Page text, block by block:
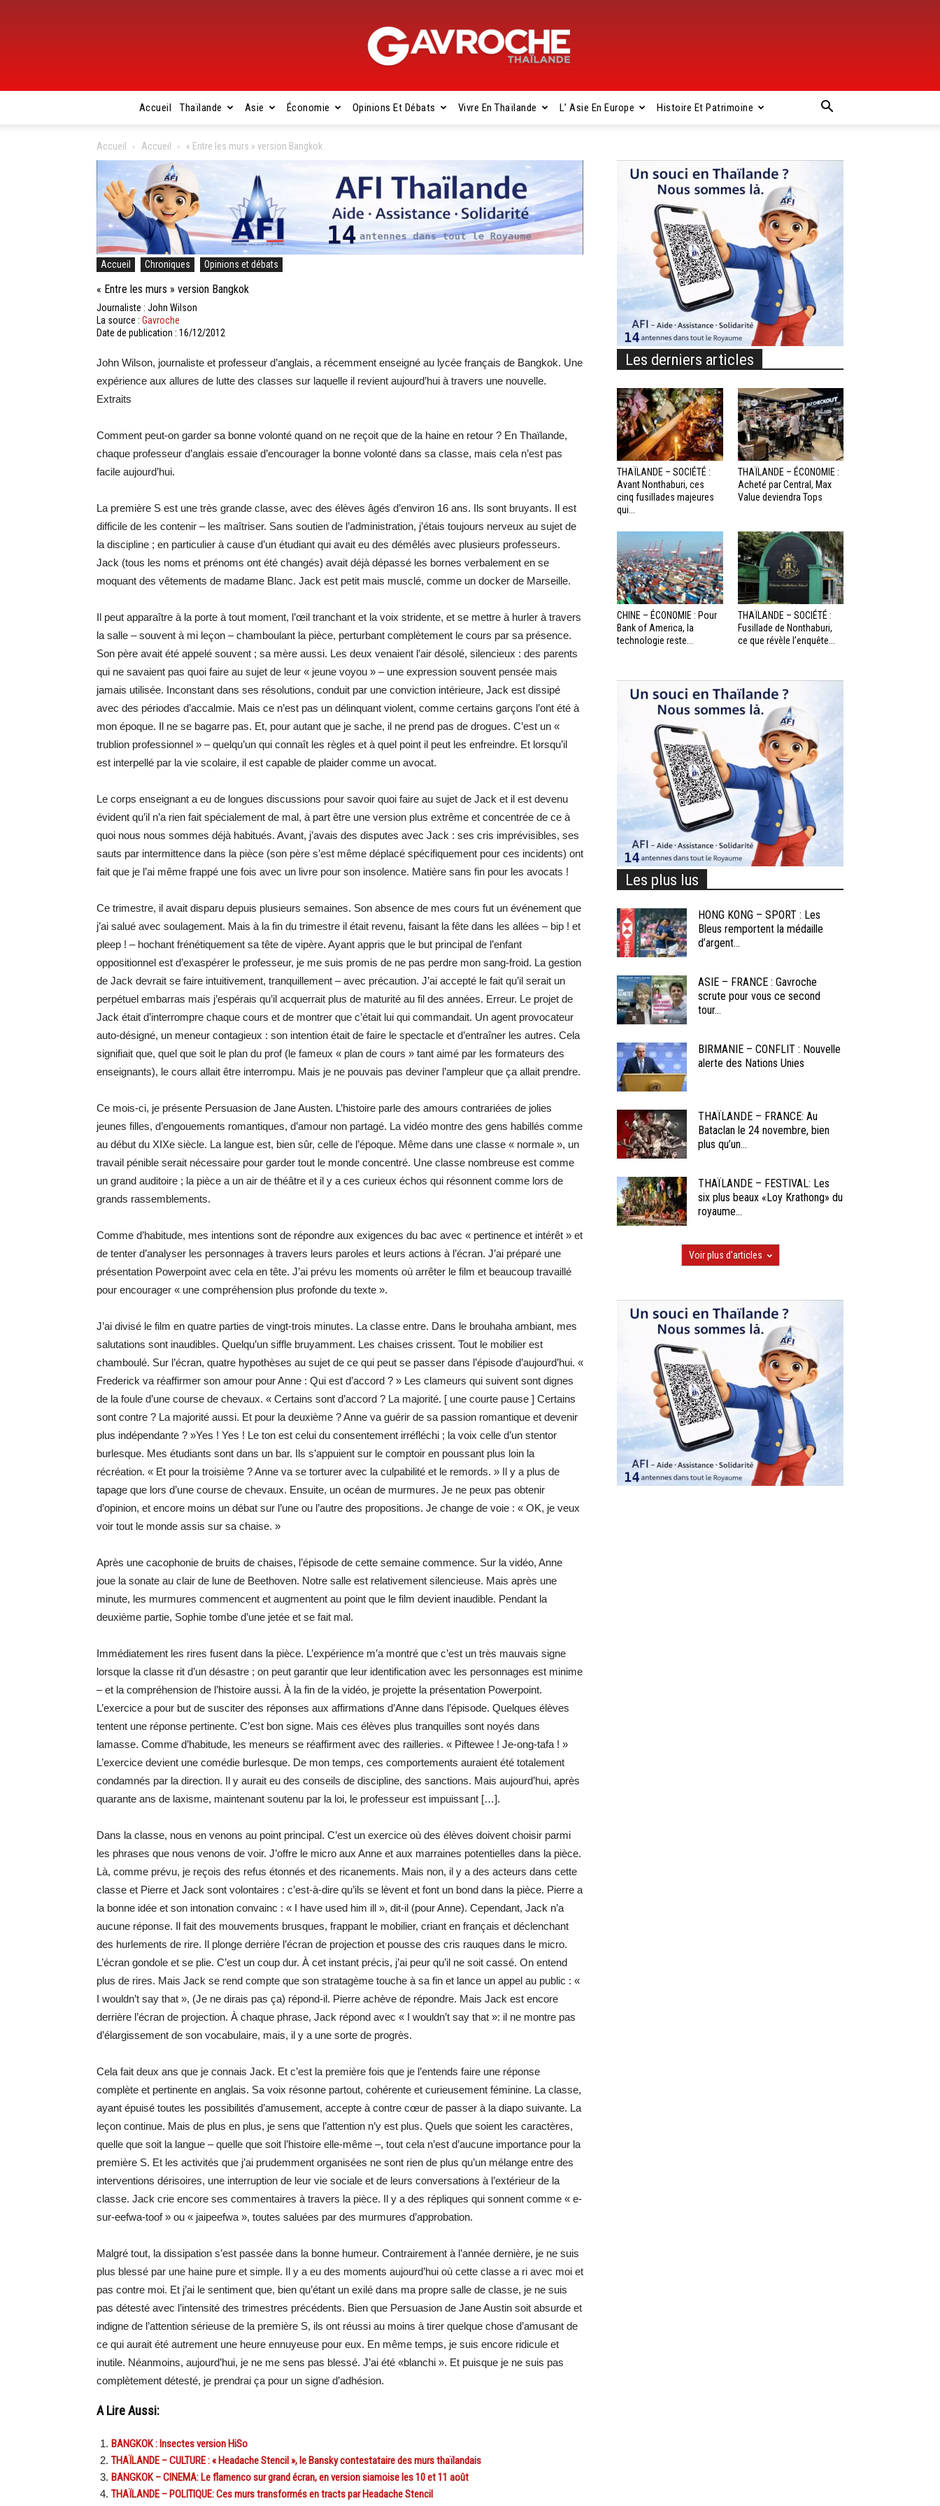
Gavroche
Thaïlande
Accueil Thaïlande Asie Économie Opinions Et Débats Vivre En Thaïlande L’ Asie En Europe Histoire Et Patrimoine
Accueil Accueil « Entre les murs » version Bangkok
Accueil Chroniques Opinions et débats
« Entre les murs » version Bangkok
Journaliste : John Wilson
La source : Gavroche
Date de publication : 16/12/2012
John Wilson, journaliste et professeur d’anglais, a récemment enseigné au lycée français de Bangkok. Une
expérience aux allures de lutte des classes sur laquelle il revient aujourd’hui à travers une nouvelle.
Extraits
Comment peut-on garder sa bonne volonté quand on ne reçoit que de la haine en retour ? En Thaïlande,
chaque professeur d’anglais essaie d’encourager la bonne volonté dans sa classe, mais cela n’est pas
facile aujourd’hui.
La première S est une très grande classe, avec des élèves âgés d’environ 16 ans. Ils sont bruyants. Il est
difficile de les contenir – les maîtriser. Sans soutien de l’administration, j’étais toujours nerveux au sujet de
la discipline ; en particulier à cause d’un étudiant qui avait eu des démêlés avec plusieurs professeurs.
Jack (tous les noms et prénoms ont été changés) avait déjà dépassé les bornes verbalement en se
moquant des vêtements de madame Blanc. Jack est petit mais musclé, comme un docker de Marseille.
Il peut apparaître à la porte à tout moment, l’œil tranchant et la voix stridente, et se mettre à hurler à travers
la salle – souvent à mi leçon – chamboulant la pièce, perturbant complètement le cours par sa présence.
Son père avait été appelé souvent ; sa mère aussi. Les deux venaient l’air désolé, silencieux : des parents
qui ne savaient pas quoi faire au sujet de leur « jeune voyou » – une expression souvent pensée mais
jamais utilisée. Inconstant dans ses résolutions, conduit par une conviction intérieure, Jack est dissipé
avec des périodes d’accalmie. Mais ce n’est pas un délinquant violent, comme certains garçons l’ont été à
mon époque. Il ne se bagarre pas. Et, pour autant que je sache, il ne prend pas de drogues. C’est un «
trublion professionnel » – quelqu’un qui connaît les règles et à quel point il peut les enfreindre. Et lorsqu’il
est interpellé par la vie scolaire, il est capable de plaider comme un avocat.
Le corps enseignant a eu de longues discussions pour savoir quoi faire au sujet de Jack et il est devenu
évident qu’il n’a rien fait spécialement de mal, à part être une version plus extrême et concentrée de ce à
quoi nous nous sommes déjà habitués. Avant, j’avais des disputes avec Jack : ses cris imprévisibles, ses
sauts par intermittence dans la pièce (son père s’est même déplacé spécifiquement pour ces incidents) ont
fait que je l’ai même frappé une fois avec un livre pour son insolence. Matière sans fin pour les avocats !
Ce trimestre, il avait disparu depuis plusieurs semaines. Son absence de mes cours fut un événement que
j’ai salué avec soulagement. Mais à la fin du trimestre il était revenu, faisant la fête dans les allées – bip ! et
pleep ! – hochant frénétiquement sa tête de vipère. Ayant appris que le but principal de l’enfant
oppositionnel est d’exaspérer le professeur, je me suis promis de ne pas perdre mon sang-froid. La gestion
de Jack devrait se faire intuitivement, tranquillement – avec précaution. J’ai accepté le fait qu’il serait un
perpétuel embarras mais j’espérais qu’il acquerrait plus de maturité au fil des années. Erreur. Le projet de
Jack était d’interrompre chaque cours et de montrer que c’était lui qui commandait. Un agent provocateur
auto-désigné, un meneur contagieux : son intention était de faire le spectacle et d’entraîner les autres. Cela
signifiait que, quel que soit le plan du prof (le fameux « plan de cours » tant aimé par les formateurs des
enseignants), le cours allait être interrompu. Mais je ne pouvais pas deviner l’ampleur que ça allait prendre.
Ce mois-ci, je présente Persuasion de Jane Austen. L’histoire parle des amours contrariées de jolies
jeunes filles, d’engouements romantiques, d’amour non partagé. La vidéo montre des gens habillés comme
au début du XIXe siècle. La langue est, bien sûr, celle de l’époque. Même dans une classe « normale », un
travail pénible serait nécessaire pour garder tout le monde concentré. Une classe nombreuse est comme
un grand auditoire ; la pièce a un air de théâtre et il y a ces curieux échos qui résonnent comme lors de
grands rassemblements.
Comme d’habitude, mes intentions sont de répondre aux exigences du bac avec « pertinence et intérêt » et
de tenter d’analyser les personnages à travers leurs paroles et leurs actions à l’écran. J’ai préparé une
présentation Powerpoint avec cela en tête. J’ai prévu les moments où arrêter le film et beaucoup travaillé
pour encourager « une compréhension plus profonde du texte ».
J’ai divisé le film en quatre parties de vingt-trois minutes. La classe entre. Dans le brouhaha ambiant, mes
salutations sont inaudibles. Quelqu’un siffle bruyamment. Les chaises crissent. Tout le mobilier est
chamboulé. Sur l’écran, quatre hypothèses au sujet de ce qui peut se passer dans l’épisode d’aujourd’hui. «
Frederick va réaffirmer son amour pour Anne : Qui est d’accord ? » Les clameurs qui suivent sont dignes
de la foule d’une course de chevaux. « Certains sont d’accord ? La majorité. [ une courte pause ] Certains
sont contre ? La majorité aussi. Et pour la deuxième ? Anne va guérir de sa passion romantique et devenir
plus indépendante ? »Yes ! Yes ! Le ton est celui du consentement irréfléchi ; la voix celle d’un stentor
burlesque. Mes étudiants sont dans un bar. Ils s’appuient sur le comptoir en poussant plus loin la
récréation. « Et pour la troisième ? Anne va se torturer avec la culpabilité et le remords. » Il y a plus de
tapage que lors d’une course de chevaux. Ensuite, un océan de murmures. Je ne peux pas obtenir
d’opinion, et encore moins un débat sur l’une ou l’autre des propositions. Je change de voie : « OK, je veux
voir tout le monde assis sur sa chaise. »
Après une cacophonie de bruits de chaises, l’épisode de cette semaine commence. Sur la vidéo, Anne
joue la sonate au clair de lune de Beethoven. Notre salle est relativement silencieuse. Mais après une
minute, les murmures commencent et augmentent au point que le film devient inaudible. Pendant la
deuxième partie, Sophie tombe d’une jetée et se fait mal.
Immédiatement les rires fusent dans la pièce. L’expérience m’a montré que c’est un très mauvais signe
lorsque la classe rit d’un désastre ; on peut garantir que leur identification avec les personnages est minime
– et la compréhension de l’histoire aussi. À la fin de la vidéo, je projette la présentation Powerpoint.
L’exercice a pour but de susciter des réponses aux affirmations d’Anne dans l’épisode. Quelques élèves
tentent une réponse pertinente. C’est bon signe. Mais ces élèves plus tranquilles sont noyés dans
lamasse. Comme d’habitude, les meneurs se réaffirment avec des railleries. « Piftewee ! Je-ong-tafa ! »
L’exercice devient une comédie burlesque. De mon temps, ces comportements auraient été totalement
condamnés par la direction. Il y aurait eu des conseils de discipline, des sanctions. Mais aujourd’hui, après
quarante ans de laxisme, maintenant soutenu par la loi, le professeur est impuissant […].
Dans la classe, nous en venons au point principal. C’est un exercice où des élèves doivent choisir parmi
les phrases que nous venons de voir. J’offre le micro aux Anne et aux marraines potentielles dans la pièce.
Là, comme prévu, je reçois des refus étonnés et des ricanements. Mais non, il y a des acteurs dans cette
classe et Pierre et Jack sont volontaires : c’est-à-dire qu’ils se lèvent et font un bond dans la pièce. Pierre a
la bonne idée et son intonation convainc : « I have used him ill », dit-il (pour Anne). Cependant, Jack n’a
aucune réponse. Il fait des mouvements brusques, frappant le mobilier, criant en français et déclenchant
des hurlements de rire. Il plonge derrière l’écran de projection et pousse des cris rauques dans le micro.
L’écran gondole et se plie. C’est un coup dur. À cet instant précis, j’ai peur qu’il ne soit cassé. On entend
plus de rires. Mais Jack se rend compte que son stratagème touche à sa fin et lance un appel au public : «
I wouldn’t say that », (Je ne dirais pas ça) répond-il. Pierre achève de répondre. Mais Jack est encore
derrière l’écran de projection. À chaque phrase, Jack répond avec « I wouldn’t say that »: il ne montre pas
d’élargissement de son vocabulaire, mais, il y a une sorte de progrès.
Cela fait deux ans que je connais Jack. Et c’est la première fois que je l’entends faire une réponse
complète et pertinente en anglais. Sa voix résonne partout, cohérente et curieusement féminine. La classe,
ayant épuisé toutes les possibilités d’amusement, accepte à contre cœur de passer à la diapo suivante. La
leçon continue. Mais de plus en plus, je sens que l’attention n’y est plus. Quels que soient les caractères,
quelle que soit la langue – quelle que soit l’histoire elle-même –, tout cela n’est d’aucune importance pour la
première S. Et les activités que j’ai prudemment organisées ne sont rien de plus qu’un mélange entre des
interventions dérisoires, une interruption de leur vie sociale et de leurs conversations à l’extérieur de la
classe. Jack crie encore ses commentaires à travers la pièce. Il y a des répliques qui sonnent comme « e-
sur-eefwa-toof » ou « jaipeefwa », toutes saluées par des murmures d’approbation.
Malgré tout, la dissipation s’est passée dans la bonne humeur. Contrairement à l’année dernière, je ne suis
plus blessé par une haine pure et simple. Il y a eu des moments aujourd’hui où cette classe a ri avec moi et
pas contre moi. Et j’ai le sentiment que, bien qu’étant un exilé dans ma propre salle de classe, je ne suis
pas détesté avec l’intensité des trimestres précédents. Bien que Persuasion de Jane Austin soit absurde et
indigne de l’attention sérieuse de la première S, ils ont réussi au moins à tirer quelque chose d’amusant de
ce qui aurait été autrement une heure ennuyeuse pour eux. En même temps, je suis encore ridicule et
inutile. Néanmoins, aujourd’hui, je ne me sens pas blessé. J’ai été «blanchi ». Et puisque je ne suis pas
complètement détesté, je prendrai ça pour un signe d’adhésion.
A Lire Aussi:
BANGKOK : Insectes version HiSo
THAÏLANDE – CULTURE : « Headache Stencil », le Bansky contestataire des murs thaïlandais
BANGKOK – CINEMA: Le flamenco sur grand écran, en version siamoise les 10 et 11 août
THAÏLANDE – POLITIQUE: Ces murs transformés en tracts par Headache Stencil
Les derniers articles
THAÏLANDE – SOCIÉTÉ :
Avant Nonthaburi, ces
cinq fusillades majeures
qui...
THAÏLANDE – ÉCONOMIE :
Acheté par Central, Max
Value deviendra Tops
CHINE – ÉCONOMIE : Pour
Bank of America, la
technologie reste...
THAÏLANDE – SOCIÉTÉ :
Fusillade de Nonthaburi,
ce que révèle l’enquête...
Les plus lus
HONG KONG – SPORT : Les
Bleus remportent la médaille
d’argent...
ASIE – FRANCE : Gavroche
scrute pour vous ce second
tour...
BIRMANIE – CONFLIT : Nouvelle
alerte des Nations Unies
THAÏLANDE – FRANCE: Au
Bataclan le 24 novembre, bien
plus qu’un...
THAÏLANDE – FESTIVAL: Les
six plus beaux «Loy Krathong» du
royaume...
Voir plus d'articles